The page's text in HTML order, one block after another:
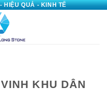
HIỆU QUẢ - KINH TẾ
KHU DÂN